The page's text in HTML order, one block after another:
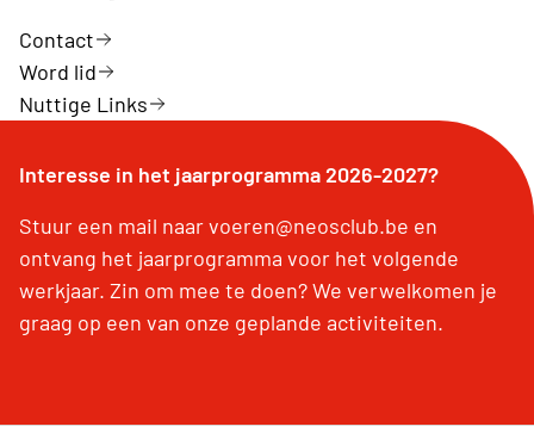
Contact
Word lid
Nuttige Links
Interesse in het jaarprogramma 2026-2027?
Stuur een mail naar voeren@neosclub.be en
ontvang het jaarprogramma voor het volgende
werkjaar. Zin om mee te doen? We verwelkomen je
graag op een van onze geplande activiteiten.